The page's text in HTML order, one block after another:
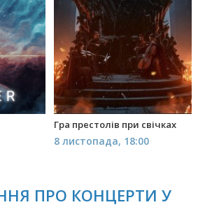
Гра престолів при свічках
8 листопада, 18:00
ПРО КОНЦЕРТИ У